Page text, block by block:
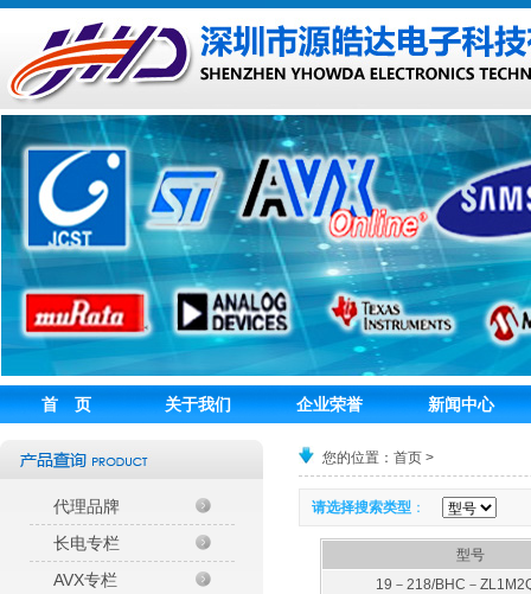
首 页 关于我们 企业荣誉 新闻中心
代理品牌
长电专栏
AVX专栏
您的位置：首页 >
请选择搜索类型 ：
型号
19－218/BHC－